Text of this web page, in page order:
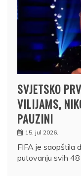
SVJETSKO
VILIJAMS,
PAUZINI
15. jul 2026.
FIFA je saopštila
putovanju svih 48